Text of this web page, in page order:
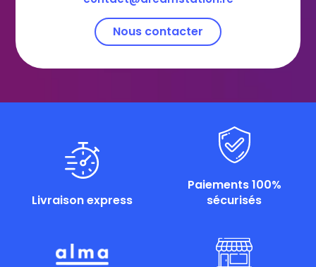
Nous contacter
Livraison express
Paiements 100%
sécurisés